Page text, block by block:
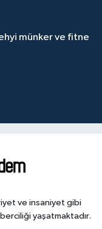
münker ve fitne
ve insaniyet gibi
yaşatmaktadır.